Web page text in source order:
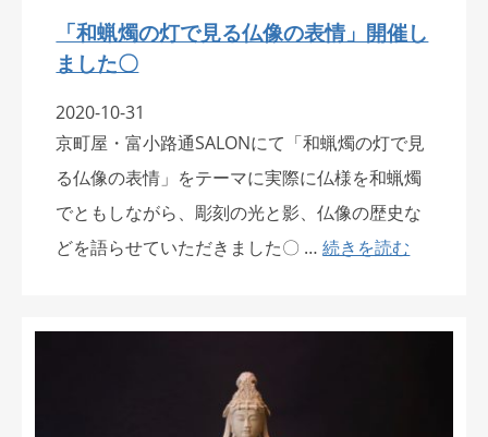
「和蝋燭の灯で見る仏像の表情」開催し
ました〇
2020-10-31
京町屋・富小路通SALONにて「和蝋燭の灯で見
る仏像の表情」をテーマに実際に仏様を和蝋燭
でともしながら、彫刻の光と影、仏像の歴史な
どを語らせていただきました〇 …続きを読む